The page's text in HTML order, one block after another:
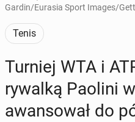
Gardin/Eurasia Sport Images/
Tenis
Turniej WTA i
rywalką Paolini
awan­so­wał do